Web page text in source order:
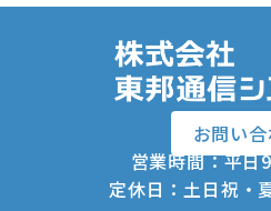
お問い
営業時間：平日
定休日：土日祝・